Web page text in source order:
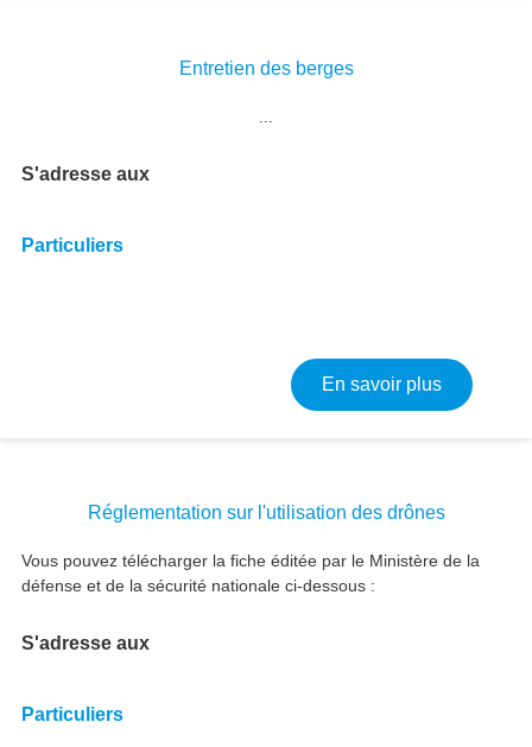
Entretien des berges
...
S'adresse aux
Particuliers
En savoir plussur
Réglementation sur l'utilisation des drônes
Vous pouvez télécharger la fiche éditée par le Ministère de la
défense et de la sécurité nationale ci-dessous :
S'adresse aux
Particuliers